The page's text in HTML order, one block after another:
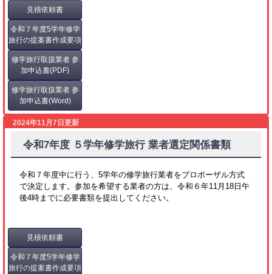
見積依頼書
令和７年度5学年修学
旅行の提案書作成要項
修学旅行取扱業者 参
加申込書(PDF)
修学旅行取扱業者 参
加申込書(Word)
2024年11月7日更新
令和7年度 ５学年修学旅行 業者選定関係書類
令和７年度中に行う、5学年の修学旅行業者をプロポーザル方式
で決定します。参加を希望する業者の方は、令和６年11月18日午
後4時までに必要書類を提出してください。
見積依頼書
令和７年度5学年修学
旅行の提案書作成要項